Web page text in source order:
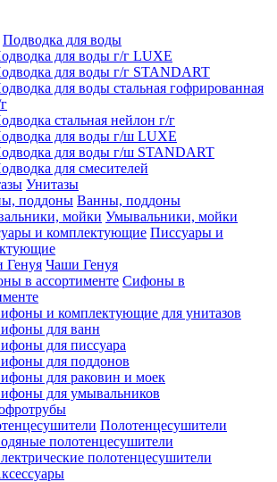
Подводка для воды
для воды г/г LUXE
для воды г/г STANDART
для воды стальная гофрированная
стальная нейлон г/г
для воды г/ш LUXE
для воды г/ш STANDART
для смесителей
Унитазы
Ванны, поддоны
Умывальники, мойки
Писсуары и
Чаши Генуя
Сифоны в
и комплектующие для унитазов
для ванн
для писсуара
для поддонов
для раковин и моек
для умывальников
Полотенцесушители
полотенцесушители
полотенцесушители